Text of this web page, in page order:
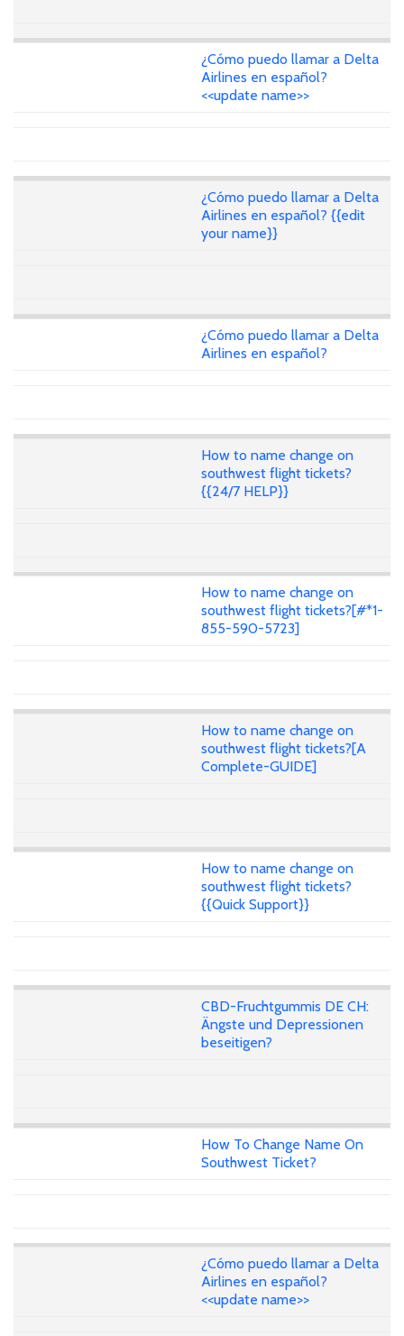
¿Cómo puedo llamar a Delta
Airlines en español?
<<update name>>
¿Cómo puedo llamar a Delta
Airlines en español? {{edit
your name}}
¿Cómo puedo llamar a Delta
Airlines en español?
How to name change on
southwest flight tickets?
{{24/7 HELP}}
How to name change on
southwest flight tickets?[#*1-
855-590-5723]
How to name change on
southwest flight tickets?[A
Complete-GUIDE]
How to name change on
southwest flight tickets?
{{Quick Support}}
CBD-Fruchtgummis DE CH:
Ängste und Depressionen
beseitigen?
How To Change Name On
Southwest Ticket?
¿Cómo puedo llamar a Delta
Airlines en español?
<<update name>>